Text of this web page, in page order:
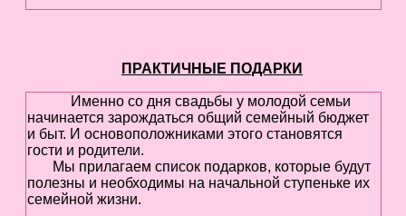
ПРАКТИЧНЫЕ ПОДАРКИ
Именно со дня свадьбы у молодой семьи
начинается зарождаться общий семейный бюджет
и быт. И основоположниками этого становятся
гости и родители.
Мы прилагаем список подарков, которые будут
полезны и необходимы на начальной ступеньке их
семейной жизни.